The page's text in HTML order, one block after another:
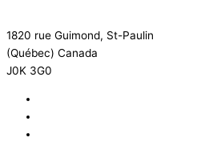
1820 rue Guimond, St-Paulin
(Québec) Canada
J0K 3G0